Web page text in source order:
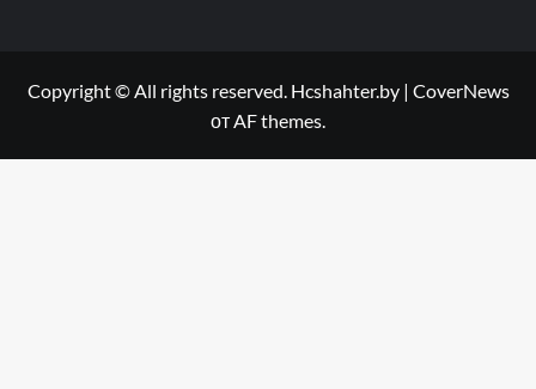
Copyright © All rights reserved. Hcshahter.by | CoverNews
от AF themes.